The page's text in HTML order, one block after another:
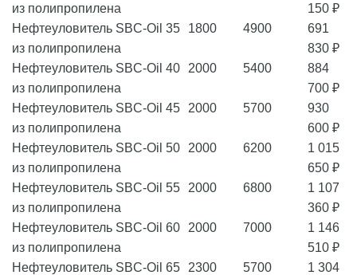
из полипропилена
150 ₽
Нефтеуловитель SBC-Oil 35
из полипропилена
1800 4900
691
830 ₽
Нефтеуловитель SBC-Oil 40
из полипропилена
2000 5400
884
700 ₽
Нефтеуловитель SBC-Oil 45
из полипропилена
2000 5700
930
600 ₽
Нефтеуловитель SBC-Oil 50
из полипропилена
2000 6200
1 015
650 ₽
Нефтеуловитель SBC-Oil 55
из полипропилена
2000 6800
1 107
360 ₽
Нефтеуловитель SBC-Oil 60
из полипропилена
2000 7000
1 146
510 ₽
Нефтеуловитель SBC-Oil 65
2300 5700
1 304